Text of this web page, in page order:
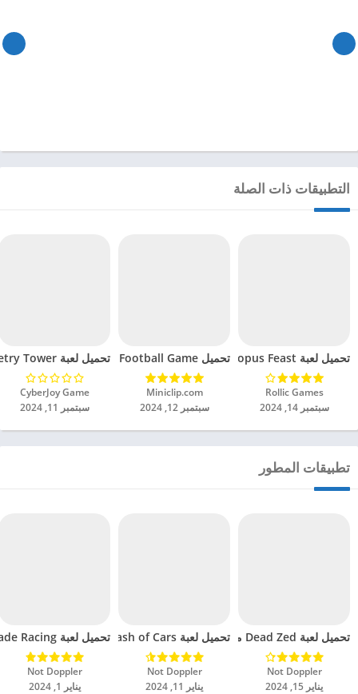
التطبيقات ذات الصلة
تحميل لعبة Octopus Feast مهكرة للاندرويد 2024
Rollic Games‏
سبتمبر 14, 2024
تحميل Soccer Hero PvP Football Game مهكرة للاندرويد 2024
Miniclip.com‏
سبتمبر 12, 2024
تحميل لعبة Geometry Tower مهكرة للاندرويد 2024
CyberJoy Game‏
سبتمبر 11, 2024
تطبيقات المطور
تحميل لعبة Dead Zed مهكرة للاندرويد 2024
Not Doppler‏
يناير 15, 2024
تحميل لعبة Crash of Cars مهكرة للاندرويد 2024
Not Doppler‏
يناير 11, 2024
تحميل لعبة Renegade Racing مهكرة للاندرويد 2024
Not Doppler‏
يناير 1, 2024